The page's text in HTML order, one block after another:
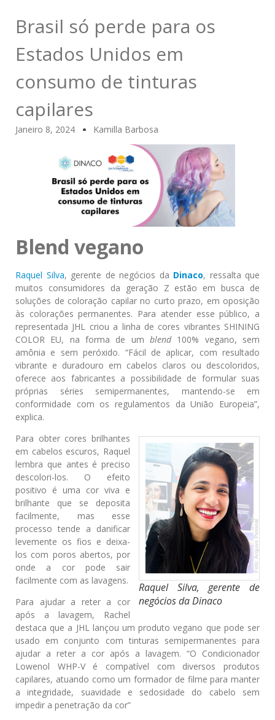
Brasil só perde para os
Estados Unidos em
consumo de tinturas
capilares
Janeiro 8, 2024 Kamilla Barbosa
Blend vegano
Raquel Silva, gerente de negócios da Dinaco, ressalta que
muitos consumidores da geração Z estão em busca de
soluções de coloração capilar no curto prazo, em oposição
às colorações permanentes. Para atender esse público, a
representada JHL criou a linha de cores vibrantes SHINING
COLOR EU, na forma de um blend100% vegano, sem
amônia e sem peróxido. “Fácil de aplicar, com resultado
vibrante e duradouro em cabelos claros ou descoloridos,
oferece aos fabricantes a possibilidade de formular suas
próprias séries semipermanentes, mantendo-se em
conformidade com os regulamentos da União Europeia”,
explica.
Raquel Silva, gerente de
negócios da Dinaco
Para obter cores brilhantes
em cabelos escuros, Raquel
lembra que antes é preciso
descolori-los. O efeito
positivo é uma cor viva e
brilhante que se deposita
facilmente, mas esse
processo tende a danificar
levemente os fios e deixa-
los com poros abertos, por
onde a cor pode sair
facilmente com as lavagens.
Para ajudar a reter a cor
após a lavagem, Rachel
destaca que a JHL lançou um produto vegano que pode ser
usado em conjunto com tinturas semipermanentes para
ajudar a reter a cor após a lavagem. “O Condicionador
Lowenol WHP-V é compatível com diversos produtos
capilares, atuando como um formador de filme para manter
a integridade, suavidade e sedosidade do cabelo sem
impedir a penetração da cor”